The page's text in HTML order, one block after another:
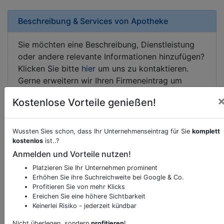
Beschreibung & Services von Apotheke
Sie möchten eine Beschreibung, Dienstleistung
oder andere relevante Informationen hinzufügen?
Klicken Sie bitte hier um uns zu kontaktieren.
Gerne erweitern wir Ihren Firmeneintrag um
Ihr Unternehmen anbietet und womit Sie sich von
Ihren Wettbewerbern abheben.
Kartenansicht Griesplatz 26 inGraz
Kostenlose Vorteile genießen!
Wussten Sies schon, dass Ihr Unternehmenseintrag für Sie komplett
kostenlos ist..?
Anmelden und Vorteile nutzen!
Platzieren Sie Ihr Unternehmen prominent
Erhöhen Sie ihre Suchreichweite bei Google & Co.
Profitieren Sie von mehr Klicks
Ereichen Sie eine höhere Sichtbarkeit
Keinerlei Risiko - jederzeit kündbar